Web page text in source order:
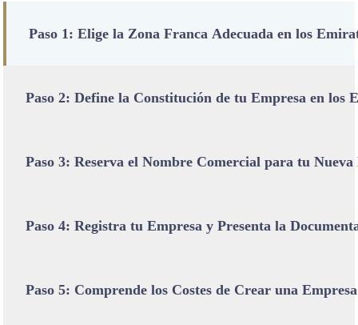
Paso 1: Elige la Zona Franca Adecuada en los
Paso 2: Define la Constitución de tu Empresa en
Paso 3: Reserva el Nombre Comercial para tu
Paso 4: Registra tu Empresa y Presenta la
Paso 5: Comprende los Costes de Crear una